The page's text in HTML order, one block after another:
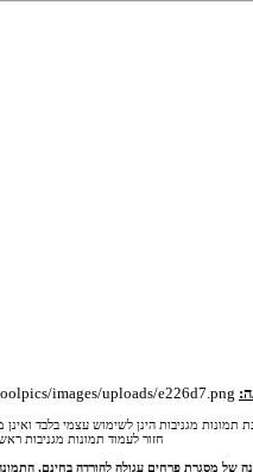
תמונות מגניבות הינן לשימוש עצמי בלבד
חזור לעמוד תמונות מגניבות
של מסגרת פרחים עגולה להורדה בחינם,